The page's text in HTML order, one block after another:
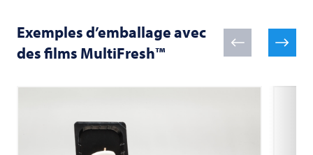
Exemples d’emballage avec
des films MultiFresh™